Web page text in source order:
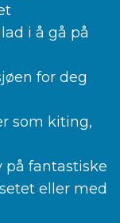
i å gå på
for deg
som kiting,
på fantastiske
eller med